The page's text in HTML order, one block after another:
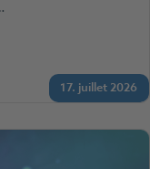
17. juillet 2026